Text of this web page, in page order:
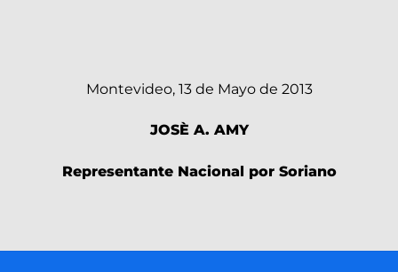
Montevideo, 13 de Mayo de 2013
JOSÈ A. AMY
Representante Nacional por Soriano